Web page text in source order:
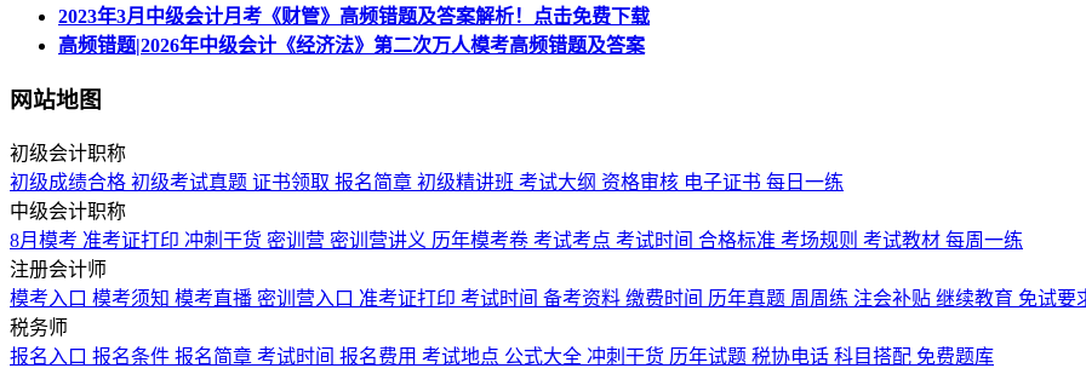
2023年3月中级会计月考《财管》高频错题及答案解析！点击免费下载
高频错题|2026年中级会计《经济法》第二次万人模考高频错题及答案
网站地图
初级会计职称
初级成绩合格 初级考试真题 证书领取 报名简章 初级精讲班 考试大纲 资格审核 电子证书 每日一练
中级会计职称
8月模考 准考证打印 冲刺干货 密训营 密训营讲义 历年模考卷 考试考点 考试时间 合格标准 考场规则 考试教材 每周一练
注册会计师
模考入口 模考须知 模考直播 密训营入口 准考证打印 考试时间 备考资料 缴费时间 历年真题 周周练 注会补贴 继续教育 免试要
税务师
报名入口 报名条件 报名简章 考试时间 报名费用 考试地点 公式大全 冲刺干货 历年试题 税协电话 科目搭配 免费题库